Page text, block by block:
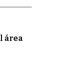
área